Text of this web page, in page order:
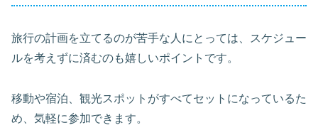
旅行の計画を立てるのが苦手な人にとっては、スケジュー
ルを考えずに済むのも嬉しいポイントです。
移動や宿泊、観光スポットがすべてセットになっているた
め、気軽に参加できます。